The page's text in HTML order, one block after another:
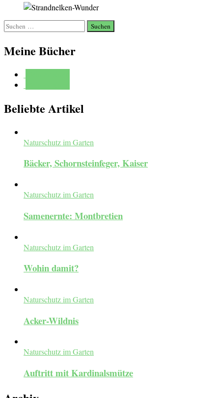
Suchen
nach:
Meine Bücher
Beliebte Artikel
Naturschutz im Garten
Bäcker, Schornsteinfeger, Kaiser
Naturschutz im Garten
Samenernte: Montbretien
Naturschutz im Garten
Wohin damit?
Naturschutz im Garten
Acker-Wildnis
Naturschutz im Garten
Auftritt mit Kardinalsmütze